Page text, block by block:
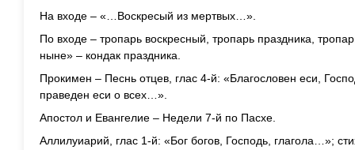
На входе – «…Воскресый из мертвых…».
По входе – тропарь воскресный, тропарь праздника,
ныне» – кондак праздника.
Прокимен – Песнь отцев, глас 4-й: «Благословен еси,
праведен еси о всех…».
Апостол и Евангелие – Недели 7-й по Пасхе.
Аллилуиарий, глас 1-й: «Бог богов, Господь, глагола…»;